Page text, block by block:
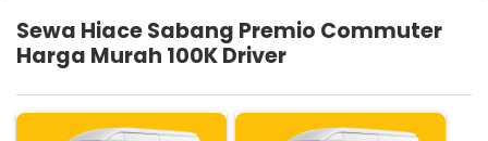
Sewa Hiace Sabang Premio Commuter
Harga Murah 100K Driver